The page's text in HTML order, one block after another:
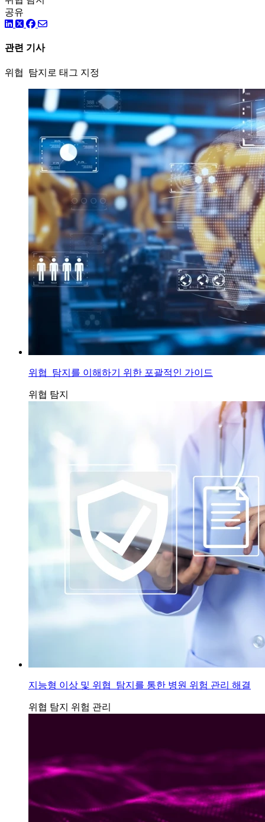
공유
링크드인
트위터페이스북
관련 기사
위협 탐지로 태그 지정
위협 탐지를 이해하기 위한 포괄적인 가이드
위협 탐지
지능형 이상 및 위협 탐지를 통한 병원 위험 관리 해결
위협 탐지 위험 관리